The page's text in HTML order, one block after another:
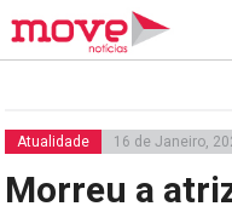
Atualidade 16 de Janeiro,
Morreu a